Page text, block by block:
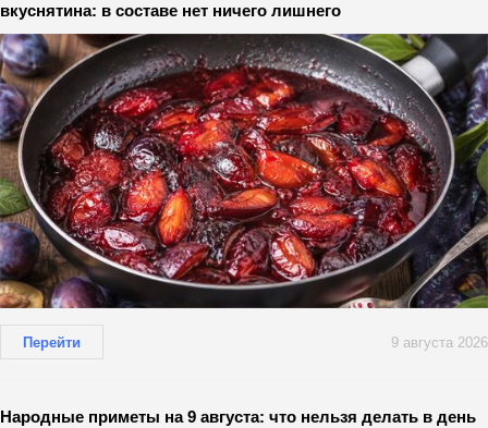
вкуснятина: в составе нет ничего лишнего
Перейти 9 августа 2026
Народные приметы на 9 августа: что нельзя делать в день